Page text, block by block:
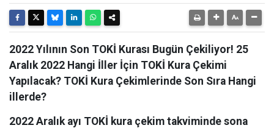
2022 Yılının Son TOKİ Kurası Bugün Çekiliyor! 25
Aralık 2022 Hangi İller İçin TOKİ Kura Çekimi
Yapılacak? TOKİ Kura Çekimlerinde Son Sıra Hangi
illerde?
2022 Aralık ayı TOKİ kura çekim takviminde sona